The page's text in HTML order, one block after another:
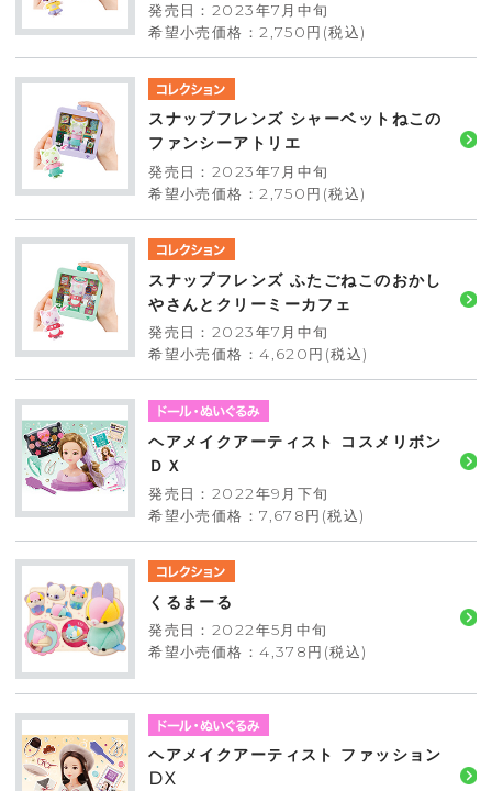
発売日：2023年7月中旬
希望小売価格：2,750円(税込)
スナップフレンズ シャーベットねこの
ファンシーアトリエ
発売日：2023年7月中旬
希望小売価格：2,750円(税込)
スナップフレンズ ふたごねこのおかし
やさんとクリーミーカフェ
発売日：2023年7月中旬
希望小売価格：4,620円(税込)
ヘアメイクアーティスト コスメリボン
ＤＸ
発売日：2022年9月下旬
希望小売価格：7,678円(税込)
くるまーる
発売日：2022年5月中旬
希望小売価格：4,378円(税込)
ヘアメイクアーティスト ファッション
DX